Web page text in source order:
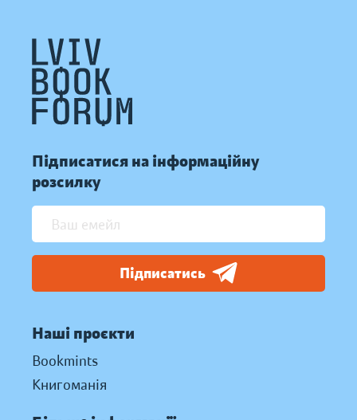
Підписатися на інформаційну
розсилку
Підписатись
Наші проєкти
Bookmints
Книгоманія